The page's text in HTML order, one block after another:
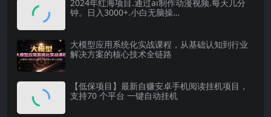
2024年红海项目.通过ai制作动漫视频.每天几分
钟。日入3000+.小白无脑操…
大模型应用系统化实战课程，从基础认知到行业
解决方案的核心技术全链路
【低保项目】最新自赚安卓手机阅读挂机项目，
支持70 个平台 一键自动挂机